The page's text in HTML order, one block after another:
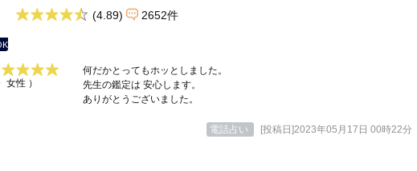
(4.89) 2652件
女性 ）
何だかとってもホッとしました。
先生の鑑定は 安心します。
ありがとうございました。
電話占い [投稿日]2023年05月17日 00時22分